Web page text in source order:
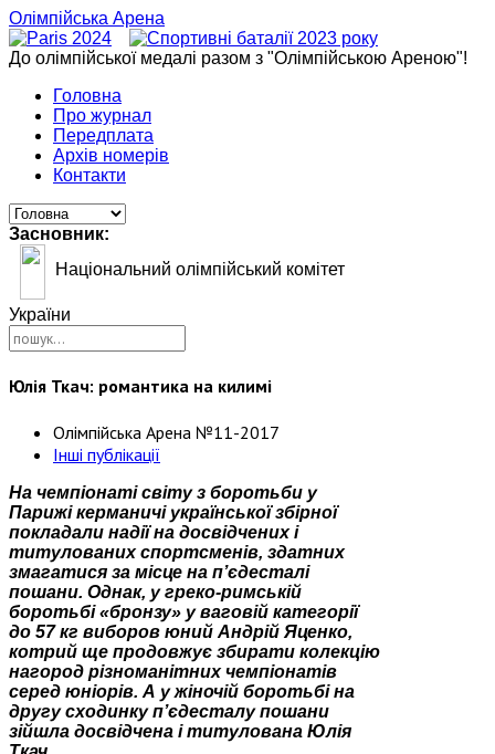
Олімпійська Арена
До олімпійської медалі разом з "Олімпійською Ареною"!
Головна
Про журнал
Передплата
Архів номерів
Контакти
Засновник:
Національний олімпійський комітет
України
Юлія Ткач: романтика на килимі
Олімпійська Арена №11-2017
Інші публікації
На чемпіонаті світу з боротьби у
Парижі керманичі української збірної
покладали надії на досвідчених і
титулованих спортсменів, здатних
змагатися за місце на п’єдесталі
пошани. Однак, у греко-римській
боротьбі «бронзу» у ваговій категорії
до 57 кг виборов юний Андрій Яценко,
котрий ще продовжує збирати колекцію
нагород різноманітних чемпіонатів
серед юніорів. А у жіночій боротьбі на
другу сходинку п’єдесталу пошани
зійшла досвідчена і титулована Юлія